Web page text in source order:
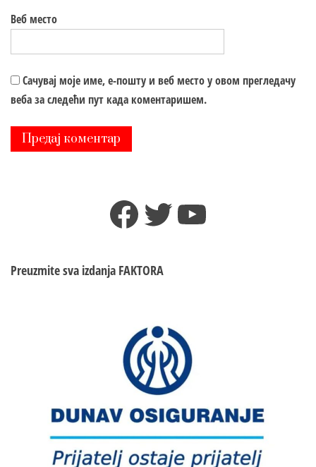
Веб место
Сачувај моје име, е-пошту и веб место у овом прегледачу
веба за следећи пут када коментаришем.
Facebook
TwitterYouTube
Preuzmite sva izdanja FAKTORA